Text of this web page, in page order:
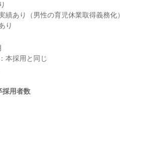
あり（男性の育児休業取得義務化）
り
本採用と同じ
採用者数